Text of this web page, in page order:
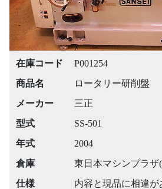
在庫コード
P001254
商品名
ロータリー研削盤
メーカー
三正
型式
SS-501
年式
2004
倉庫
東日本マシンプラザ
仕様
内容と現品に相違